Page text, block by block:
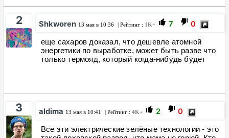
2 Shkworen 13 мая в 10:36 | Рейтинг : 1K+ 7 0
еще сахаров доказал, что дешевле атомной
энергетики по выработке, может быть разве что
только термояд, который когда-нибудь будет
3 aldima 13 мая в 10:41 | Рейтинг : 4K+ 2 0
Все эти электрические зелёные технологии - это